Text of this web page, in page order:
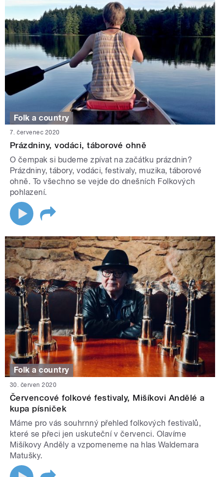
Folk a country
7. červenec 2020
Prázdniny, vodáci, táborové ohně
O čempak si budeme zpívat na začátku prázdnin?
Prázdniny, tábory, vodáci, festivaly, muzika, táborové
ohně. To všechno se vejde do dnešních Folkových
pohlazení.
Folk a country
30. červen 2020
Červencové folkové festivaly, Mišíkovi Andělé a
kupa písniček
Máme pro vás souhrnný přehled folkových festivalů,
které se přeci jen uskuteční v červenci. Olavíme
Mišíkovy Anděly a vzpomeneme na hlas Waldemara
Matušky.